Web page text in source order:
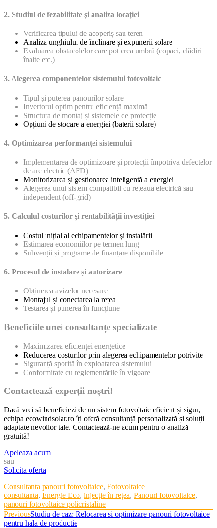
2. Studiul de fezabilitate și analiza locației
Verificarea tipului de acoperiș sau teren
Analiza unghiului de înclinare și expunerii solare
Evaluarea obstacolelor care pot crea umbră (copaci, clădiri
înalte etc.)
3. Alegerea componentelor sistemului fotovoltaic
Tipul și puterea panourilor solare
Invertorul optim pentru eficiență maximă
Structura de montaj și sistemele de protecție
Opțiuni de stocare a energiei (baterii solare)
4. Optimizarea performanței sistemului
Implementarea de optimizoare și protecții împotriva defectelor
de arc electric (AFD)
Monitorizarea și gestionarea inteligentă a energiei
Alegerea unui sistem compatibil cu rețeaua electrică sau
independent (off-grid)
5. Calculul costurilor și rentabilității investiției
Costul inițial al echipamentelor și instalării
Estimarea economiilor pe termen lung
Subvenții și programe de finanțare disponibile
6. Procesul de instalare și autorizare
Obținerea avizelor necesare
Montajul și conectarea la rețea
Testarea și punerea în funcțiune
Beneficiile unei consultanțe specializate
Maximizarea eficienței energetice
Reducerea costurilor prin alegerea echipamentelor potrivite
Siguranță sporită în exploatarea sistemului
Conformitate cu reglementările în vigoare
Contactează experții noștri!
Dacă vrei să beneficiezi de un sistem fotovoltaic eficient și sigur,
echipa ecowindsolar.ro îți oferă consultanță personalizată și soluții
adaptate nevoilor tale. Contactează-ne acum pentru o analiză
gratuită!
Apeleaza acum
sau
Solicita oferta
Categories
Consultanta panouri fotovoltaice, Fotovoltaice
Tags
consultanta, Energie Eco, injecție în rețea, Panouri fotovoltaice,
panouri fotovoltaice policristaline
Post
Previous
post:
PreviousStudiu de caz: Relocarea si optimizare panouri fotovoltaice
pentru hala de productie